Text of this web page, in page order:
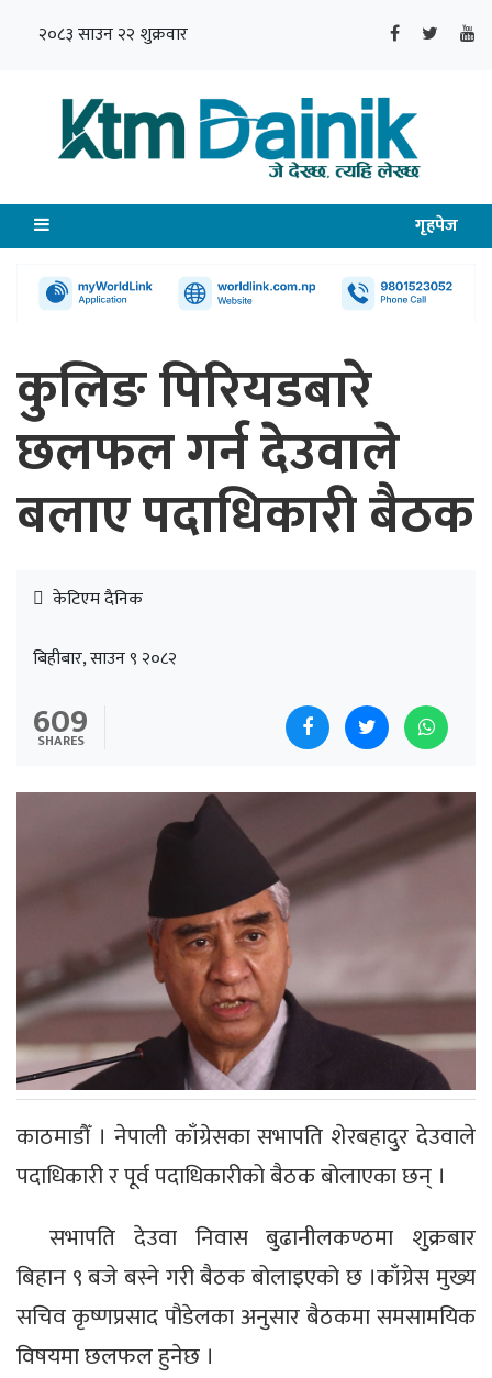
२०८३ साउन २२ शुक्रवार
गृहपेज
कुलिङ पिरियडबारे
छलफल गर्न देउवाले
बलाए पदाधिकारी बैठक
केटिएम दैनिक
बिहीबार, साउन ९ २०८२
609
SHARES
काठमाडौँ । नेपाली काँग्रेसका सभापति शेरबहादुर देउवाले
पदाधिकारी र पूर्व पदाधिकारीको बैठक बोलाएका छन् ।
सभापति देउवा निवास बुढानीलकण्ठमा शुक्रबार
बिहान ९ बजे बस्ने गरी बैठक बोलाइएको छ ।काँग्रेस मुख्य
सचिव कृष्णप्रसाद पौडेलका अनुसार बैठकमा समसामयिक
विषयमा छलफल हुनेछ ।